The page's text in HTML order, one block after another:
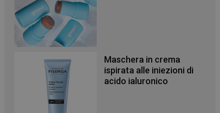
Maschera in crema
ispirata alle iniezioni di
acido ialuronico